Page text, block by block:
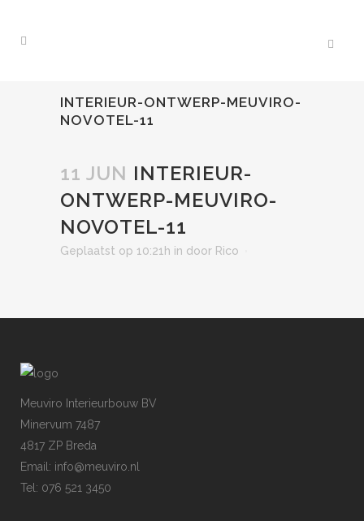
INTERIEUR-ONTWERP-MEUVIRO-
NOVOTEL-11
11 JUN INTERIEUR-
ONTWERP-MEUVIRO-
NOVOTEL-11
Geplaatst op 10:21h in door Rico
Meuviro Interieurbouw BV
Minervum 7487
4817 ZP Breda
Email: info@meuviro.nl
Tel: 076 521 3450